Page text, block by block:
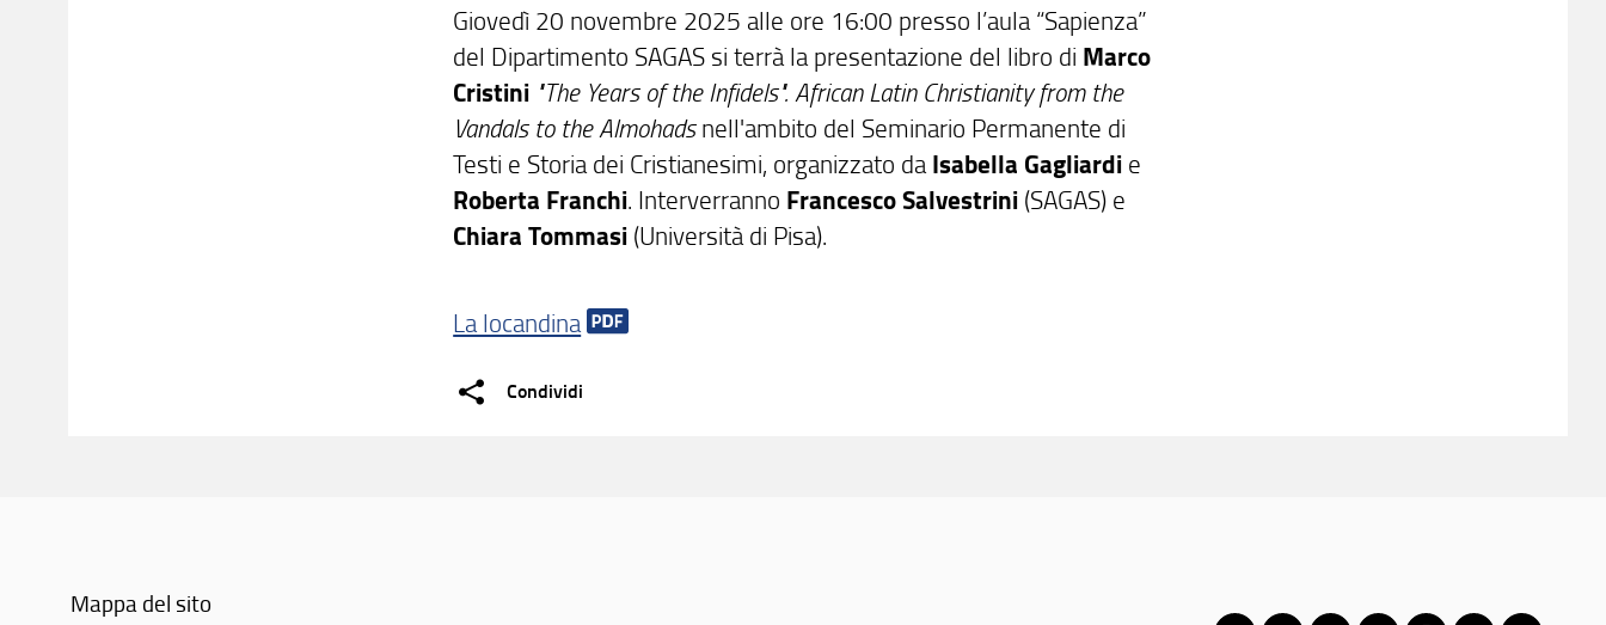
Giovedì 20 novembre 2025 alle ore 16:00 presso l’aula “Sapienza”
del Dipartimento SAGAS si terrà la presentazione del libro di Marco
Cristini "The Years of the Infidels". African Latin Christianity from the
Vandals to the Almohadsnell'ambito del Seminario Permanente di
Testi e Storia dei Cristianesimi, organizzato daIsabella Gagliardi e
Roberta Franchi. Interverranno Francesco Salvestrini (SAGAS) e
Chiara Tommasi (Università di Pisa).
La locandina
Condividi
Mappa del sito